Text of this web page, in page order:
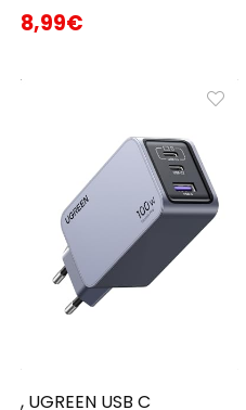
8,99€
, UGREEN USB C